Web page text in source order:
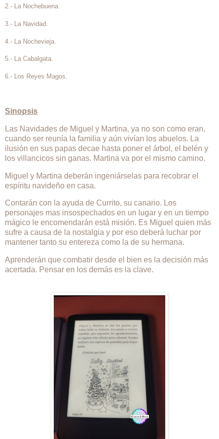
2.- La Nochebuena.
3.- La Navidad.
4.- La Nochevieja.
5.- La Cabalgata.
6.- Los Reyes Magos.
Sinopsis
Las Navidades de Miguel y Martina, ya no son como eran,
cuando ser reunía la familia y aún vivían los abuelos. La
ilusión en sus papas decae hasta poner el árbol, el belén y
los villancicos sin ganas. Martina va por el mismo camino.
Miguel y Martina deberán ingeniárselas para recobrar el
espíritu navideño en casa.
Contarán con la ayuda de Currito, su canario. Los
personajes mas insospechados en un lugar y en un tiempo
mágico le encomendarán está misión. Es Miguel quien más
sufre a causa de la nostalgia y por eso deberá luchar por
mantener tanto su entereza como la de su hermana.
Aprenderán que combatir desde el bien es la decisión más
acertada. Pensar en los demás es la clave.